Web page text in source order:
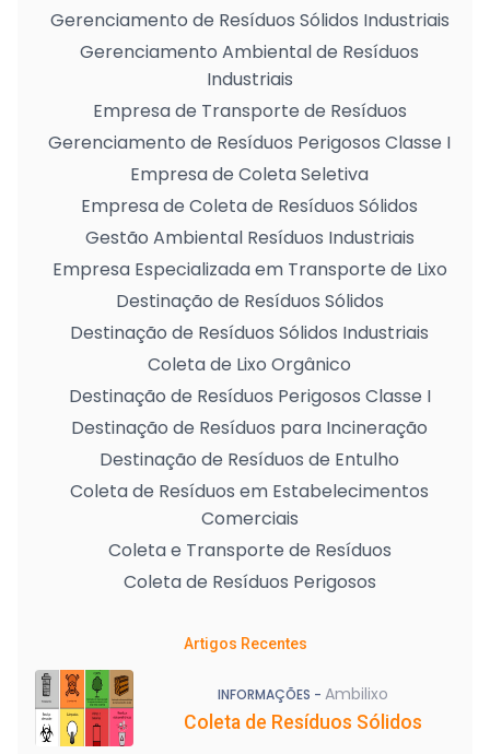
Gerenciamento de Resíduos Sólidos Industriais
Gerenciamento Ambiental de Resíduos
Industriais
Empresa de Transporte de Resíduos
Gerenciamento de Resíduos Perigosos Classe I
Empresa de Coleta Seletiva
Empresa de Coleta de Resíduos Sólidos
Gestão Ambiental Resíduos Industriais
Empresa Especializada em Transporte de Lixo
Destinação de Resíduos Sólidos
Destinação de Resíduos Sólidos Industriais
Coleta de Lixo Orgânico
Destinação de Resíduos Perigosos Classe I
Destinação de Resíduos para Incineração
Destinação de Resíduos de Entulho
Coleta de Resíduos em Estabelecimentos
Comerciais
Coleta e Transporte de Resíduos
Coleta de Resíduos Perigosos
Artigos Recentes
INFORMAÇÕES - Ambilixo
Coleta de Resíduos Sólidos